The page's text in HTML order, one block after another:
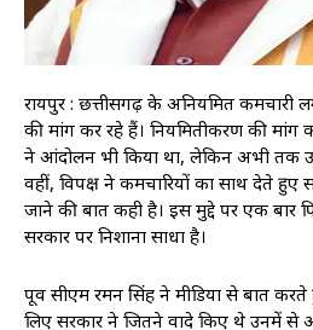
रायपुर : छत्तीसगढ़ के अनियमित कर्मचारी
की मांग कर रहे हैं। नियमितीकरण की मांग
ने आंदोलन भी किया था, लेकिन अभी तक
वहीं, विपक्ष ने कर्मचारियों का साथ देते
जाने की बात कही है। इस मुद्दे पर एक बार
सरकार पर निशाना साधा है।
पूर्व सीएम रमन सिंह ने मीडिया से बात
लिए सरकार ने जितने वादे किए थे उनमें से